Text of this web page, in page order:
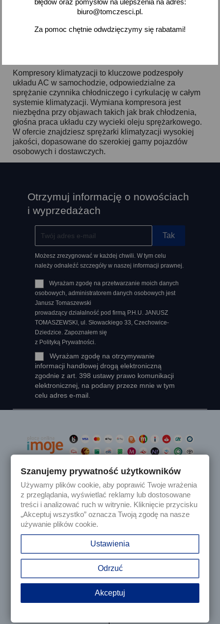
Kompresory klimatyzacji to kluczowe podzespoły
układu AC w samochodzie, odpowiedzialne za
sprężanie czynnika chłodniczego i cyrkulację w całym
systemie klimatyzacji. Wymiana kompresora jest
niezbędna przy objawach takich jak brak chłodzenia,
głośna praca układu czy wycieki oleju sprężarkowego.
W ofercie znajdziesz sprężarki klimatyzacji wysokiej
jakości, dopasowane do szerokiej gamy pojazdów
osobowych i dostawczych.
Otrzymuj informację o nowościach
i wyprzedażach
Możesz zrezygnować w każdej chwili. W tym celu
należy odnaleźć szczegóły w naszej informacji prawnej.
Wyrażam zgodę na przetwarzanie moich danych
osobowych, administratorem danych osobowych jest
Janusz Tomaszewski
prowadzący działalność pod firmą P.H.U. JANUSZ
TOMASZEWSKI, ul. Słowackiego 33, Czechowice-
Dziedzice. Zapoznałem się
z Polityką Prywatności.
Wyrażam zgodę na otrzymywanie
informacji handlowej drogą elektroniczną
zgodnie z art. 398 ustawy prawo komunikacji
elektronicznej, na podany przeze mnie w tym
celu adres e-mail.
Produkty 
Nasza firma 
© 2025 - Sklep internetowy Tomczesci.pl. Wszelkie prawa
Szanujemy prywatność użytkowników
Używamy plików cookie, aby poprawić Twoje wrażenia
z przeglądania, wyświetlać reklamy lub dostosowane
treści i analizować ruch w witrynie. Kliknięcie przycisku
„Akceptuj wszystko” oznacza Twoją zgodę na nasze
używanie plików cookie.
Ustawienia
Odrzuć
Akceptuj
biuro@tomczesci.pl.
Za pomoc chętnie odwdzięczymy się rabatami!